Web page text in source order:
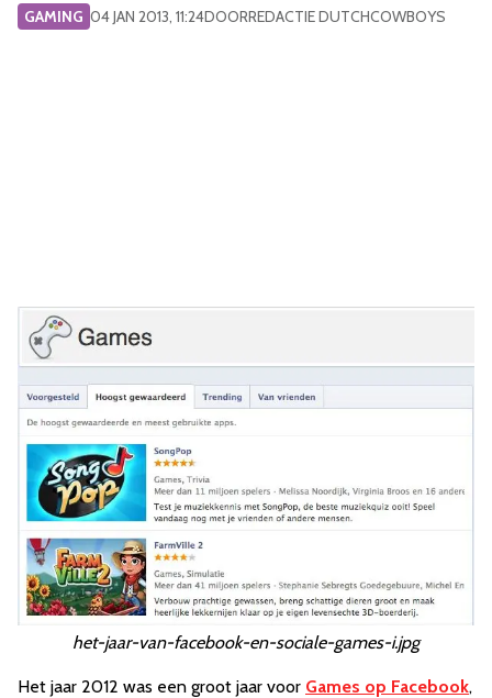
GAMING 04 JAN 2013, 11:24DOORREDACTIE DUTCHCOWBOYS
het-jaar-van-facebook-en-sociale-games-i.jpg
Het jaar 2012 was een groot jaar voor Games op Facebook,